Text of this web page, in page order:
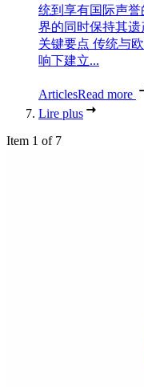
统到享有国际声
界的同时保持其
关键要点 传统与
响下建立...
ArticlesRead more
Lire plus
Item 1 of 7